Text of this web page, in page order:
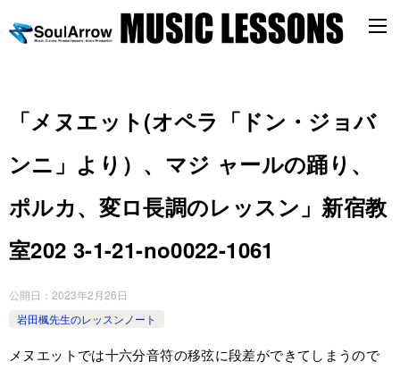
「メヌエット(オペラ「ドン・ジョバ
ンニ」より）、マジ ャールの踊り、
ポルカ、変ロ長調のレッスン」新宿教
室202 3-1-21-no0022-1061
公開日： 2023年2月26日
岩田楓先生のレッスンノート
メヌエットでは十六分音符の移弦に段差ができてしまうので